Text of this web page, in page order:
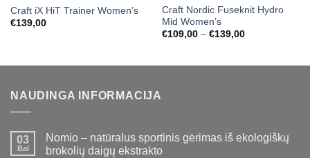
Craft iX HiT Trainer Women’s
€139,00
Craft Nordic Fuseknit Hydro
Mid Women’s
€109,00 – €139,00Price
NAUDINGA INFORMACIJA
03
Bal
Nomio – natūralus sportinis gėrimas iš ekologiškų
brokolių daigų ekstrakto